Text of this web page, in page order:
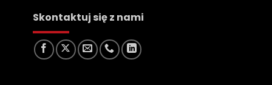
Skontaktuj się z nami